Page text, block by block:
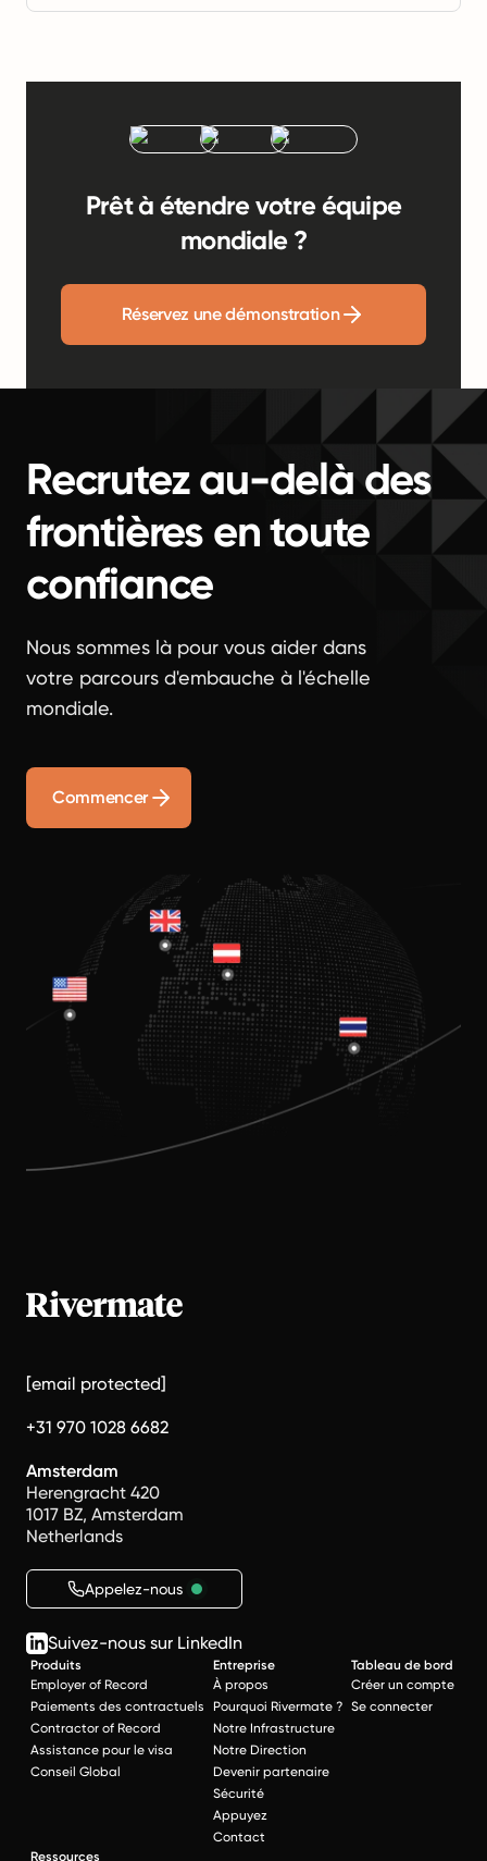
Prêt à étendre votre équipe
mondiale ?
Réservez une démonstration
Recrutez au-delà des
frontières en toute
confiance
Nous sommes là pour vous aider dans
votre parcours d'embauche à l'échelle
mondiale.
Commencer
[email protected]
+31 970 1028 6682
Amsterdam
Herengracht 420
1017 BZ, Amsterdam
Netherlands
Appelez-nous
Suivez-nous sur LinkedIn
Produits
Employer of Record
Paiements des contractuels
Contractor of Record
Assistance pour le visa
Conseil Global
Entreprise
À propos
Pourquoi Rivermate ?
Notre Infrastructure
Notre Direction
Devenir partenaire
Sécurité
Appuyez
Contact
Tableau de bord
Créer un compte
Se connecter
Ressources